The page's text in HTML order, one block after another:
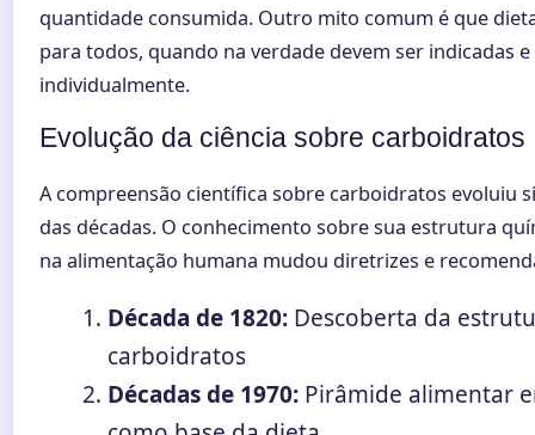
quantidade consumida. Outro mito comum é que
para todos, quando na verdade devem ser indicadas
individualmente.
Evolução da ciência sobre carboidratos
A compreensão científica sobre carboidratos evoluiu
das décadas. O conhecimento sobre sua estrutura
na alimentação humana mudou diretrizes e
Década de 1820: Descoberta da
carboidratos
Décadas de 1970: Pirâmide alimentar